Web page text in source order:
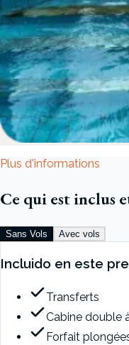
Plus d'informations
Ce qui est inclus
Sans Vols Avec vols
Incluido en este
Transferts
Cabine double
Forfait